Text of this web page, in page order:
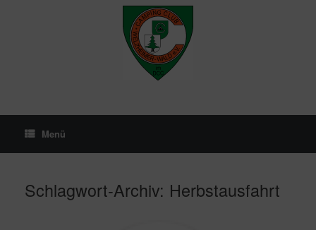
Menü
Schlagwort-Archiv: Herbstausfahrt